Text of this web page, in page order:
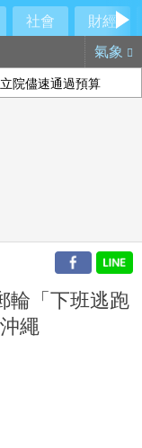
社會
財經
氣象
院儘速通過預算
輪「下班逃跑
繩